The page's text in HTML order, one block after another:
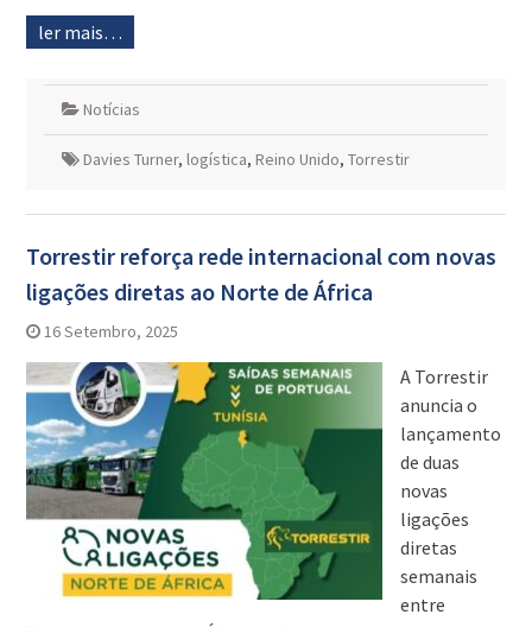
ler mais…
Notícias
Davies Turner, logística, Reino Unido, Torrestir
Torrestir reforça rede internacional com novas
ligações diretas ao Norte de África
16 Setembro, 2025
A Torrestir
anuncia o
lançamento
de duas
novas
ligações
diretas
semanais
entre